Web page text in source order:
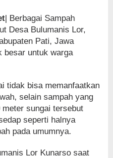
| Berbagai Sampah
Desa Bulumanis Lor,
Pati, Jawa
besar untuk warga
tidak bisa memanfaatkan
selain sampah yang
meter sungai tersebut
seperti halnya
pada umumnya.
Lor Kunarso saat